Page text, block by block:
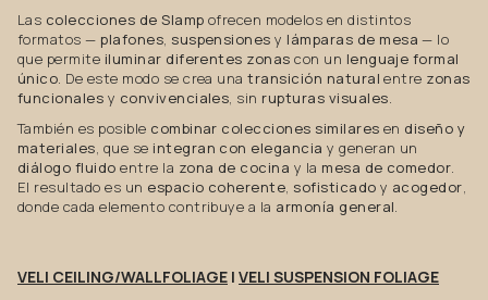
Las colecciones de Slamp ofrecen modelos en distintos
formatos —plafones, suspensiones y lámparas de mesa — lo
que permite iluminar diferentes zonas con un lenguaje formal
único. De este modo se crea unatransición natural entre zonas
funcionales y convivenciales, sin rupturas visuales.
También es posible combinar colecciones similares en diseño y
materiales, que se integran con elegancia y generan un
diálogo fluido entre la zona de cocina y la mesa de comedor.
El resultado es un espacio coherente, sofisticado y acogedor,
donde cada elemento contribuye a la armonía general.
VELI CEILING/WALLFOLIAGE | VELI SUSPENSION FOLIAGE